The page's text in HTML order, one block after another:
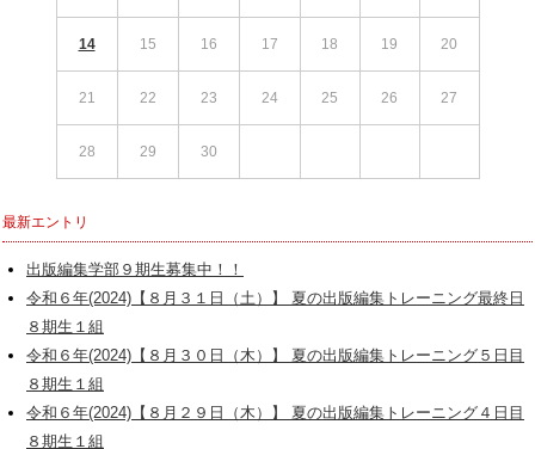
14 15 16 17 18 19 20
21 22 23 24 25 26 27
28 29 30
最新エントリ
出版編集学部９期生募集中！！
令和６年(2024)【８月３１日（土）】 夏の出版編集トレーニング最終日
８期生１組
令和６年(2024)【８月３０日（木）】 夏の出版編集トレーニング５日目
８期生１組
令和６年(2024)【８月２９日（木）】 夏の出版編集トレーニング４日目
８期生１組